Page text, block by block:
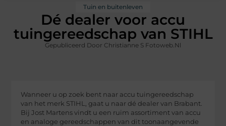
Tuin en buitenleven
Dé dealer voor accu
tuingereedschap van STIHL
Gepubliceerd Door Christianne S Fotoweb.nl
Wanneer u op zoek bent naar accu tuingereedschap
van het merk STIHL, gaat u naar dé dealer van Brabant.
Bij Jost Martens vindt u een ruim assortiment van accu
en analoge gereedschappen van dit toonaangevende